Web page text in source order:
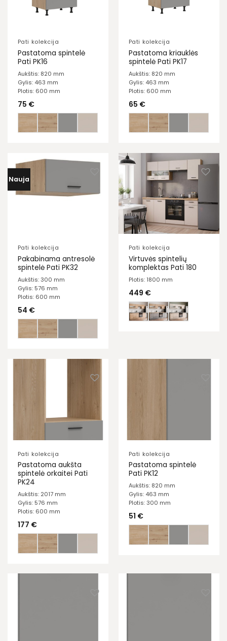
Pati kolekcija
Pastatoma spintelė
Pati PK16
Aukštis: 820 mm
Gylis: 463 mm
Plotis: 600 mm
75 €
Pati kolekcija
Pastatoma kriauklės
spintelė Pati PK17
Aukštis: 820 mm
Gylis: 463 mm
Plotis: 600 mm
65 €
Nauja
Pati kolekcija
Pakabinama antresolė
spintelė Pati PK32
Aukštis: 300 mm
Gylis: 576 mm
Plotis: 600 mm
54 €
Pati kolekcija
Virtuvės spintelių
komplektas Pati 180
Plotis: 1800 mm
449 €
Pati kolekcija
Pastatoma aukšta
spintelė orkaitei Pati
PK24
Aukštis: 2017 mm
Gylis: 576 mm
Plotis: 600 mm
177 €
Pati kolekcija
Pastatoma spintelė
Pati PK12
Aukštis: 820 mm
Gylis: 463 mm
Plotis: 300 mm
51 €